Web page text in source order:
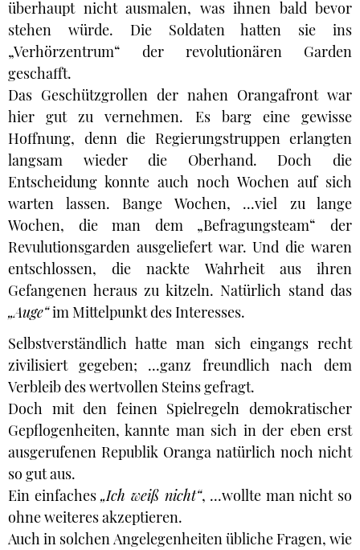
überhaupt nicht ausmalen, was ihnen bald bevor
stehen würde. Die Soldaten hatten sie ins
„Verhörzentrum“ der revolutionären Garden
geschafft.
Das Geschützgrollen der nahen Orangafront war
hier gut zu vernehmen. Es barg eine gewisse
Hoffnung, denn die Regierungstruppen erlangten
langsam wieder die Oberhand. Doch die
Entscheidung konnte auch noch Wochen auf sich
warten lassen. Bange Wochen, ...viel zu lange
Wochen, die man dem „Befragungsteam“ der
Revulutionsgarden ausgeliefert war. Und die waren
entschlossen, die nackte Wahrheit aus ihren
Gefangenen heraus zu kitzeln. Natürlich stand das
„Auge“im Mittelpunkt des Interesses.
Selbstverständlich hatte man sich eingangs recht
zivilisiert gegeben; ...ganz freundlich nach dem
Verbleib des wertvollen Steins gefragt.
Doch mit den feinen Spielregeln demokratischer
Gepflogenheiten, kannte man sich in der eben erst
ausgerufenen Republik Oranga natürlich noch nicht
so gut aus.
Ein einfaches„Ich weiß nicht“, ...wollte man nicht so
ohne weiteres akzeptieren.
Auch in solchen Angelegenheiten übliche Fragen, wie